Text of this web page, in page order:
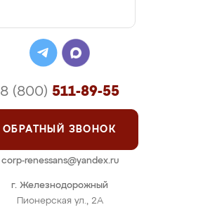
г. Железнодорожный
Пионерская ул., 2А
8 (800) 511-89-55
ОБРАТНЫЙ ЗВОНОК
corp-renessans@yandex.ru